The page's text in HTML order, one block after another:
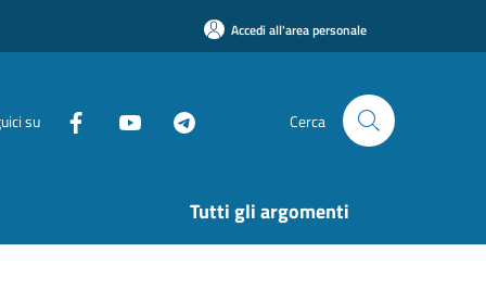
Accedi all'area personale
su Cerca
Tutti gli argomenti